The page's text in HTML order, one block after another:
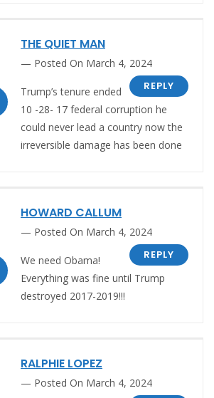
THE QUIET MAN
Posted On March 4, 2024
REPLY
Trump’s tenure ended
10 -28- 17 federal corruption he
could never lead a country now the
irreversible damage has been done
HOWARD CALLUM
Posted On March 4, 2024
REPLY
We need Obama!
Everything was fine until Trump
destroyed 2017-2019!!!
RALPHIE LOPEZ
Posted On March 4, 2024